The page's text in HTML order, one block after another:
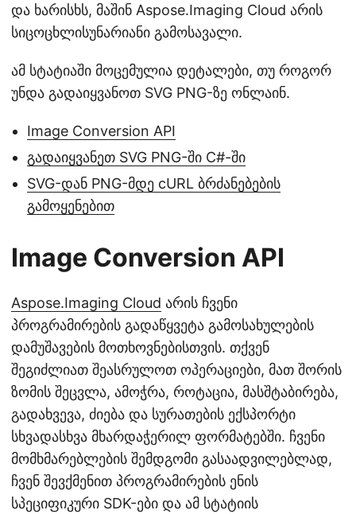
და ხარისხს, მაშინ Aspose.Imaging Cloud არის
სიცოცხლისუნარიანი გამოსავალი.
ამ სტატიაში მოცემულია დეტალები, თუ როგორ
უნდა გადაიყვანოთ SVG PNG-ზე ონლაინ.
Image Conversion API
გადაიყვანეთ SVG PNG-ში C#-ში
SVG-დან PNG-მდე cURL ბრძანებების
გამოყენებით
Image Conversion API
Aspose.Imaging Cloud არის ჩვენი
პროგრამირების გადაწყვეტა გამოსახულების
დამუშავების მოთხოვნებისთვის. თქვენ
შეგიძლიათ შეასრულოთ ოპერაციები, მათ შორის
ზომის შეცვლა, ამოჭრა, როტაცია, მასშტაბირება,
გადახვევა, ძიება და სურათების ექსპორტი
სხვადასხვა მხარდაჭერილ ფორმატებში. ჩვენი
მომხმარებლების შემდგომი გასაადვილებლად,
ჩვენ შევქმენით პროგრამირების ენის
სპეციფიკური SDK-ები და ამ სტატიის